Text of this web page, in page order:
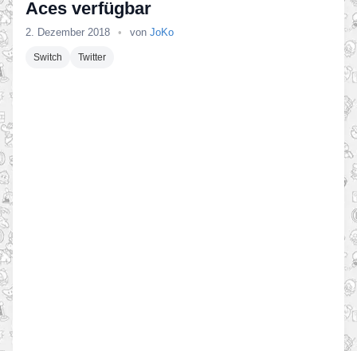
Aces verfügbar
2. Dezember 2018 • von JoKo
Switch Twitter